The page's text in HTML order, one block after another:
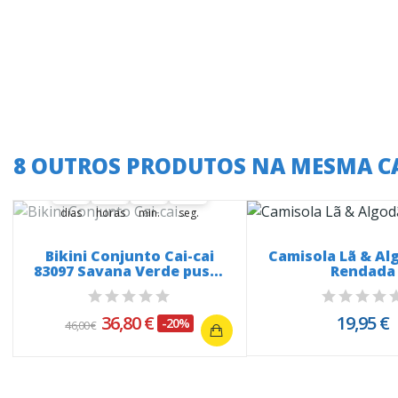
8 OUTROS PRODUTOS NA MESMA
37
37
00
dias
00
00
00
horas
18
18
00
min.
02
02
03
seg.
Bikini Conjunto Cai-cai
83097 Savana Verde push-
up
46,00 € 36,80 € -20%
Camisola Lã &
Rendada
19,95 €